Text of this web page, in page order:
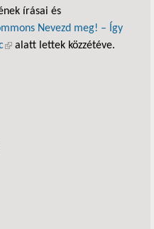
írásai és
Nevezd meg! – Így
(külső hivatkozás)
alatt lettek közzétéve.